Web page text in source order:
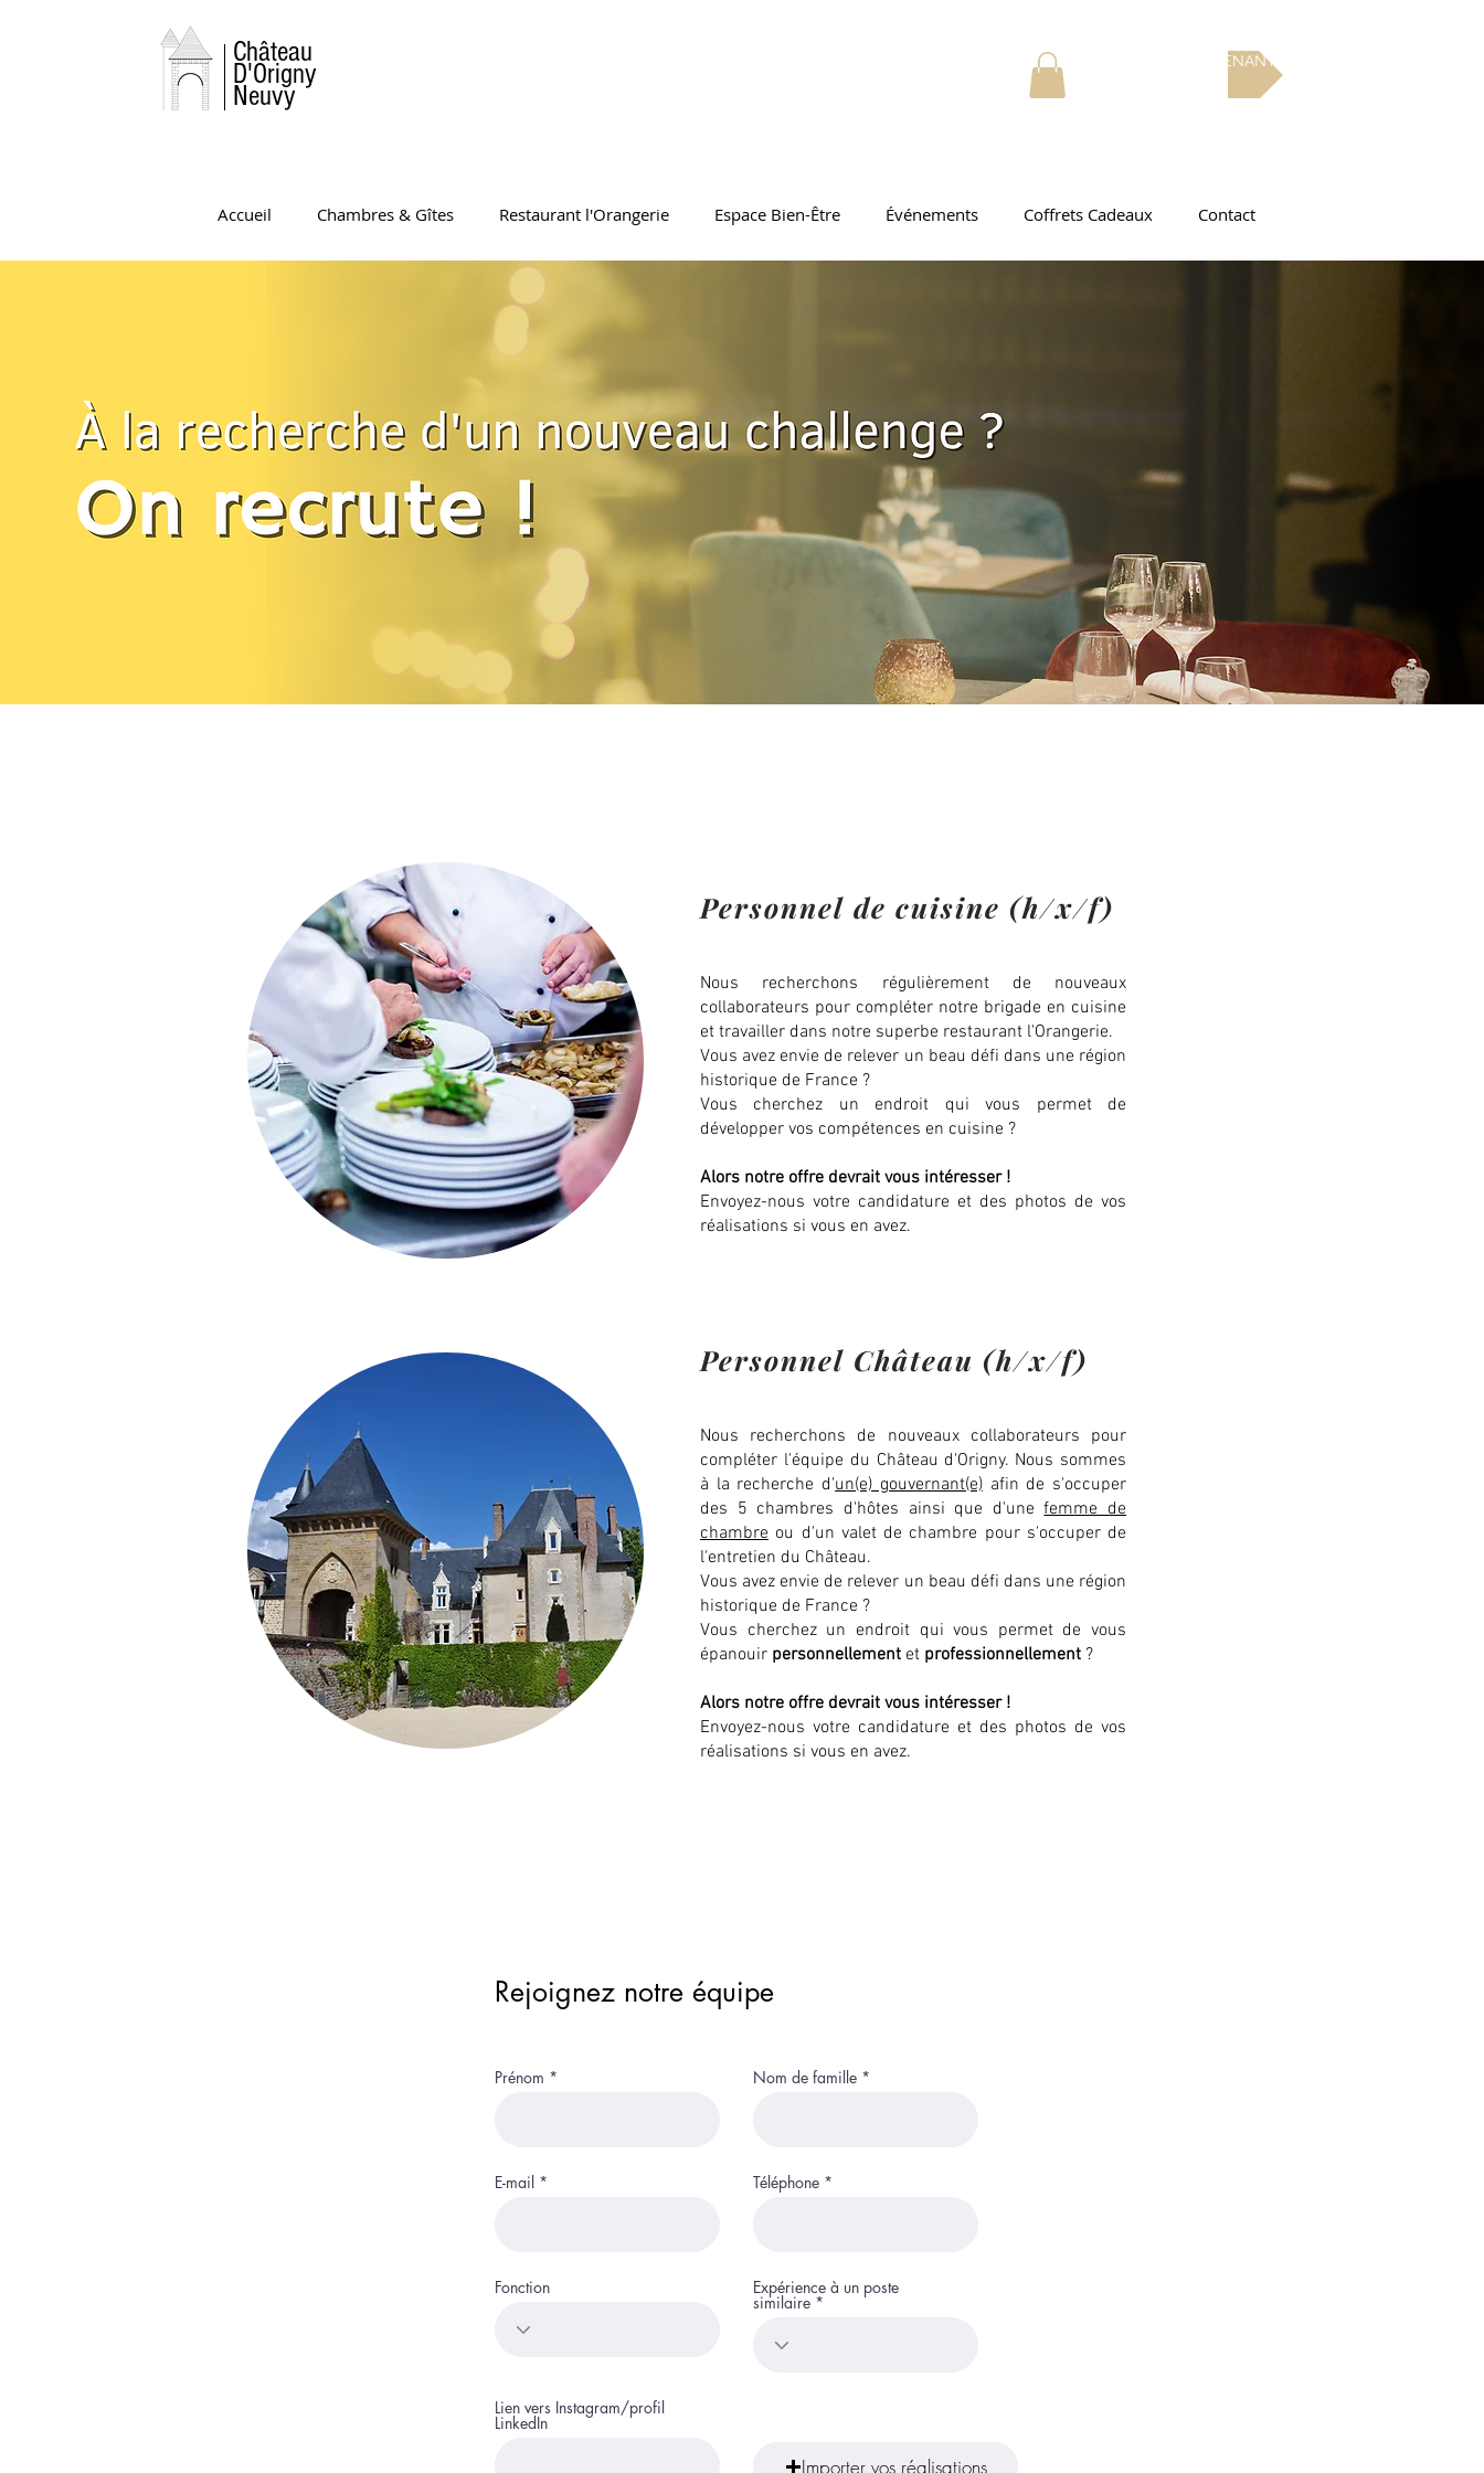
Château
D'Origny
Neuvy
RÉSERVEZ MAINTENANT
Accueil Chambres & Gîtes Restaurant l'Orangerie Espace Bien-Être Événements Coffrets Cadeaux Contact
Personnel de cuisine (h/x/f)
Nous recherchons régulièrement de nouveaux
collaborateurs pour compléter notre brigade en cuisine
et travailler dans notre superbe restaurant l'Orangerie.
Vous avez envie de relever un beau défi dans une région
historique de France ?
Vous cherchez un endroit qui vous permet de
développer vos compétences en cuisine ?
Alors notre offre devrait vous intéresser !
Envoyez-nous votre candidature et des photos de vos
réalisations si vous en avez.
Personnel Château (h/x/f)
Nous recherchons de nouveaux collaborateurs pour
compléter l'équipe du Château d'Origny. Nous sommes
à la recherche d'un(e) gouvernant(e)afin de s'occuper
des 5 chambres d'hôtes ainsi que d'unefemme de
chambre ou d'un valet de chambre pour s'occuper de
l'entretien du Château.
Vous avez envie de relever un beau défi dans une région
historique de France ?
Vous cherchez un endroit qui vous permet de vous
épanouir personnellement et professionnellement ?
Alors notre offre devrait vous intéresser !
Envoyez-nous votre candidature et des photos de vos
réalisations si vous en avez.
Rejoignez notre équipe
Prénom Nom de famille
E-mail Téléphone
Fonction Expérience à un poste
similaire
Lien vers Instagram/profil
LinkedIn
Importer vos réalisations